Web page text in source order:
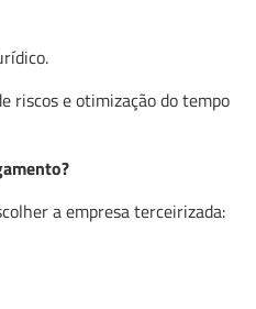
riscos e otimização do tempo
a empresa terceirizada: